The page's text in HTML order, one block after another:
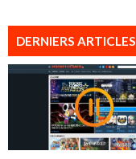
DERNIERS ARTICLES